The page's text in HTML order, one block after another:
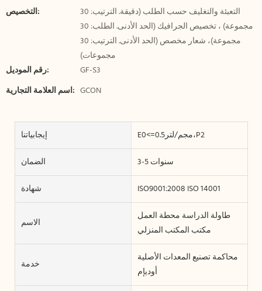
التخصيص:
التعبئة والتغليف حسب الطلب (دقيقة. الترتيب: 30
مجموعة) ، تخصيص الجرافيك (الحد الأدنى. الطلب: 30
مجموعة)، شعار مخصص (الحد الأدنى. الترتيب: 30
مجموعات)
رقم الموديل:
GF-S3
اسم العلامة التجارية: GCON
إيجابياتنا
E0<=0.5مجم/لتر،P2
الضمان
3-5 سنوات
شهادة
ISO9001:2008 ISO 14001
الاسم
طاولة الدراسة محطة العمل
مكتب المكتب المنزلي
خدمة
محاكمة تصنيع المعدات الأصلية
أوديإم